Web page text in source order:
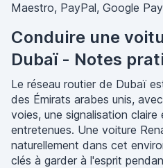
Maestro, PayPal, Google
Conduire une
Dubaï - Notes
Le réseau routier de Dubaï
des Émirats arabes unis,
voies, une signalisation
entretenues. Une voiture
naturellement dans cet
clés à garder à l'esprit